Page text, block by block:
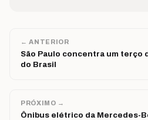
← ANTERIOR
São Paulo concentra um terço
do Brasil
PRÓXIMO →
Ônibus elétrico da Mercedes-